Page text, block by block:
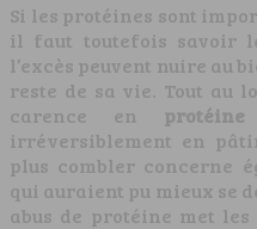
Si les protéines sont
il faut toutefois savoir
l’excès peuvent nuire au
reste de sa vie. Tout au
carence en protéine
irréversiblement en
plus combler concerne
qui auraient pu mieux se
abus de protéine met